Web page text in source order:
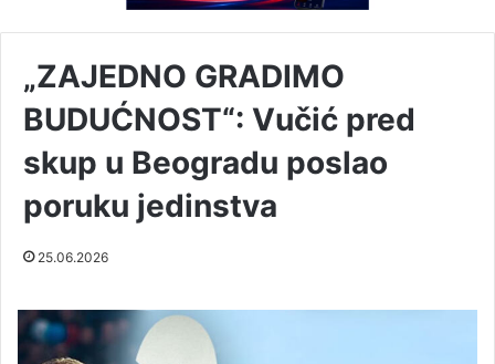
„ZAJEDNO GRADIMO
BUDUĆNOST“: Vučić pred
skup u Beogradu poslao
poruku jedinstva
25.06.2026